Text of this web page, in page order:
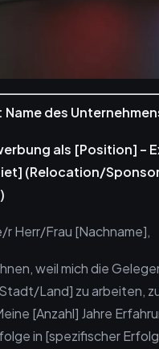
des
als [Position] –
(Relocation/
r Herr/Frau [Nachname],
weil mich die
Land] zu arbeiten,
[Anzahl] Jahre
in [spezifischer